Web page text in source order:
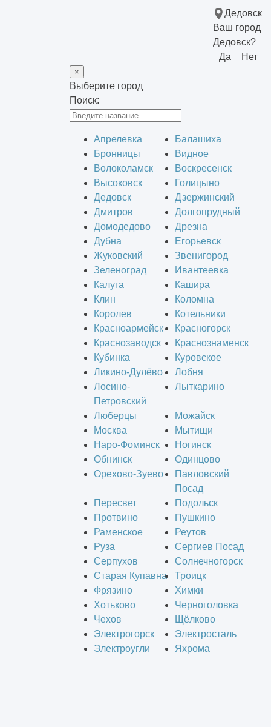
Дедовск
Ваш город
Дедовск?
Да
Нет
×
Выберите город
Поиск:
Апрелевка
Балашиха
Бронницы
Видное
Волоколамск
Воскресенск
Высоковск
Голицыно
Дедовск
Дзержинский
Дмитров
Долгопрудный
Домодедово
Дрезна
Дубна
Егорьевск
Жуковский
Звенигород
Зеленоград
Ивантеевка
Калуга
Кашира
Клин
Коломна
Королев
Котельники
Красноармейск
Красногорск
Краснозаводск
Краснознаменск
Кубинка
Куровское
Ликино-Дулёво
Лобня
Лосино-
Петровский
Лыткарино
Люберцы
Можайск
Москва
Мытищи
Наро-Фоминск
Ногинск
Обнинск
Одинцово
Орехово-Зуево
Павловский
Посад
Пересвет
Подольск
Протвино
Пушкино
Раменское
Реутов
Руза
Сергиев Посад
Серпухов
Солнечногорск
Старая Купавна
Троицк
Фрязино
Химки
Хотьково
Черноголовка
Чехов
Щёлково
Электрогорск
Электросталь
Электроугли
Яхрома